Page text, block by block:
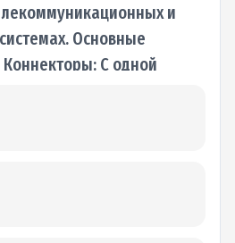
и
Основные
С одной